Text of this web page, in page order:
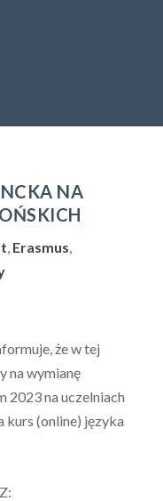
NA
, Erasmus,
że w tej
na wymianę
2023 na uczelniach
kurs (online) języka